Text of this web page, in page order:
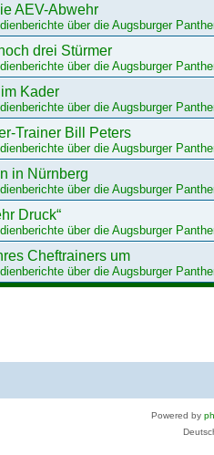
AEV-Abwehr
über die Augsburger
drei Stürmer
über die Augsburger
Kader
über die Augsburger
Trainer Bill Peters
über die Augsburger
in Nürnberg
über die Augsburger
Druck“
über die Augsburger
Cheftrainers um
über die Augsburger
Powered by